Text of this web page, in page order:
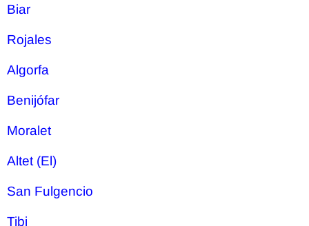
Biar
Rojales
Algorfa
Benijófar
Moralet
Altet (El)
San Fulgencio
Tibi